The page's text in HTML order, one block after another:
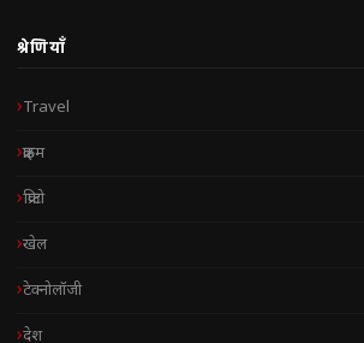
श्रेणियाँ
Travel
क्राइम
क्रिप्टो
खेल
टेक्नोलॉजी
देश